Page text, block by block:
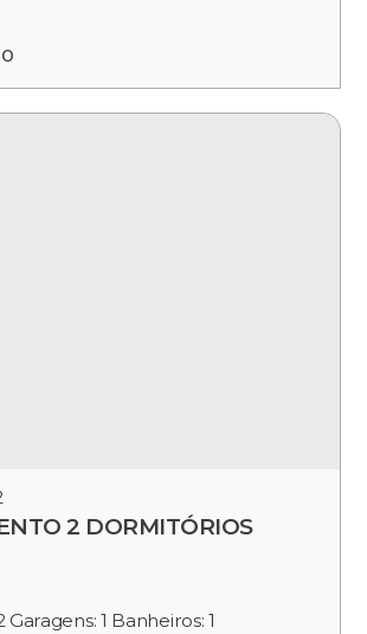
2 DORMITÓRIOS
1 Banheiros: 1